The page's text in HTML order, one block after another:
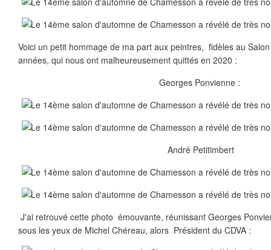
Voici un petit hommage de ma part aux peintres, fidèles au
années, qui nous ont malheureusement quittés en 2020 :
Georges Ponvienne :
André Petitimbert
J'ai retrouvé cette photo émouvante, réunissant Georges
sous les yeux de Michel Chéreau, alors Président du CDVA :